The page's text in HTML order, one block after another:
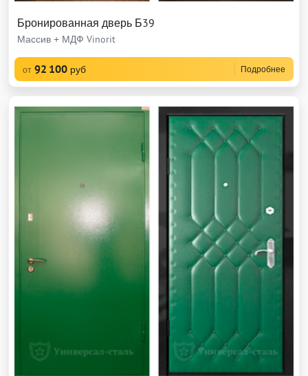
Бронированная дверь Б39
Массив + МДФ Vinorit
от 92 100 руб Подробнее